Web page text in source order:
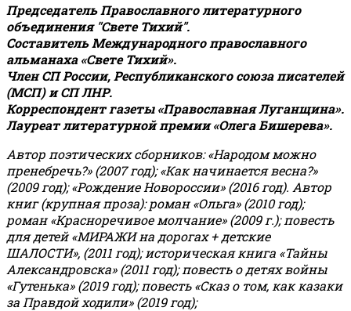
Председатель Православного литературного
объединения "Свете Тихий".
Составитель Международного православного
альманаха «Свете Тихий».
Член СП России, Республиканского союза писателей
(МСП) и СП ЛНР.
Корреспондент газеты «Православная Луганщина».
Лауреат литературной премии «Олега Бишерева».
Автор поэтических сборников: «Народом можно
пренебречь?» (2007 год); «Как начинается весна?»
(2009 год); «Рождение Новороссии» (2016 год). Автор
книг (крупная проза): роман «Ольга» (2010 год);
роман «Красноречивое молчание» (2009 г.); повесть
для детей «МИРАЖИ на дорогах + детские
ШАЛОСТИ», (2011 год); историческая книга «Тайны
Александровска» (2011 год); повесть о детях войны
«Гутенька» (2019 год); повесть «Сказ о том, как казаки
за Правдой ходили» (2019 год);